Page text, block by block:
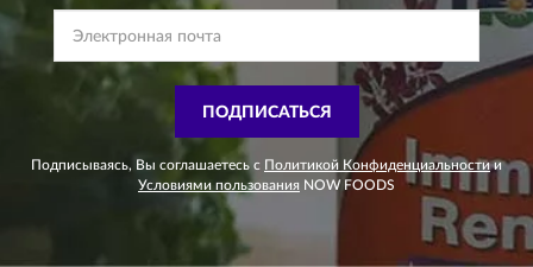
ПОДПИСАТЬСЯ
Подписываясь, Вы соглашаетесь с Политикой Конфиденциальности и
Условиями пользования NOW FOODS